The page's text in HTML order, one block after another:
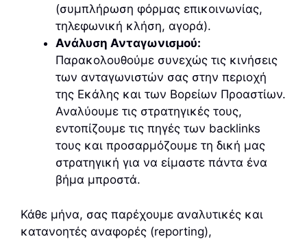
(συμπλήρωση φόρμας επικοινωνίας,
τηλεφωνική κλήση, αγορά).
Ανάλυση Ανταγωνισμού:
Παρακολουθούμε συνεχώς τις κινήσεις
των ανταγωνιστών σας στην περιοχή
της Εκάλης και των Βορείων Προαστίων.
Αναλύουμε τις στρατηγικές τους,
εντοπίζουμε τις πηγές των backlinks
τους και προσαρμόζουμε τη δική μας
στρατηγική για να είμαστε πάντα ένα
βήμα μπροστά.
Κάθε μήνα, σας παρέχουμε αναλυτικές και
κατανοητές αναφορές (reporting),